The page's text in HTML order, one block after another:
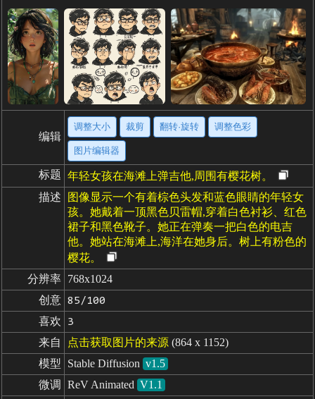
编辑
调整大小 裁剪 翻转·旋转 调整色彩
图片编辑器
标题 年轻女孩在海滩上弹吉他,周围有樱花树。
描述
图像显示一个有着棕色头发和蓝色眼睛的年轻女
孩。她戴着一顶黑色贝雷帽,穿着白色衬衫、红色
裙子和黑色靴子。她正在弹奏一把白色的电吉
他。她站在海滩上,海洋在她身后。树上有粉色的
樱花。
分辨率 768x1024
创意 85/100
喜欢 3
来自 点击获取图片的来源 (864 x 1152)
模型
Stable Diffusion v1.5
微调
ReV Animated V1.1